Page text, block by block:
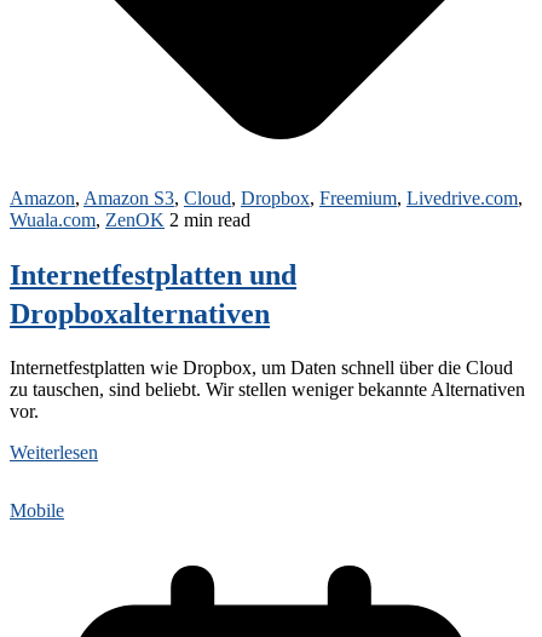
Amazon, Amazon S3, Cloud, Dropbox, Freemium, Livedrive.com,
Wuala.com, ZenOK 2 min read
Internetfestplatten und
Dropboxalternativen
Internetfestplatten wie Dropbox, um Daten schnell über die Cloud
zu tauschen, sind beliebt. Wir stellen weniger bekannte Alternativen
vor.
Weiterlesen
Mobile